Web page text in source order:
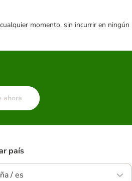
momento, sin incurrir en ningún
ahora
país
/ es